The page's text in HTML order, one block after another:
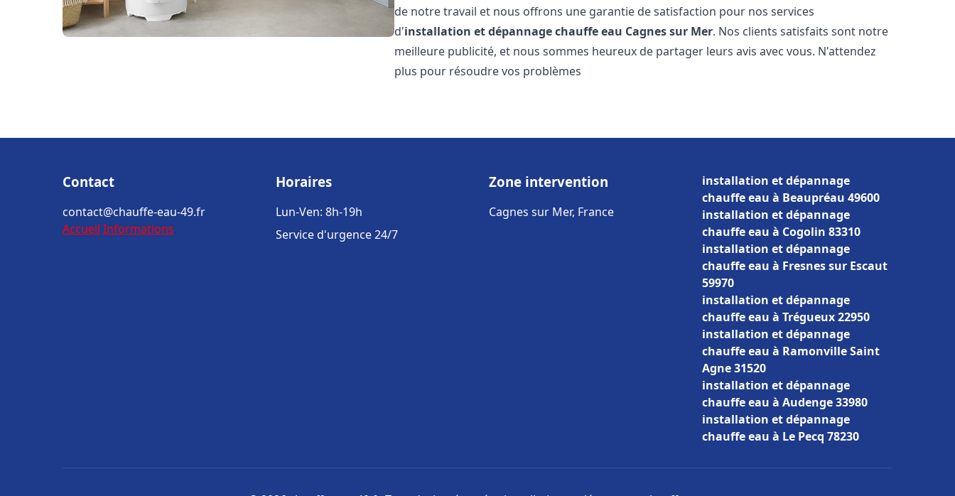
de notre travail et nous offrons une garantie de satisfaction pour nos services
d'installation et dépannage chauffe eau Cagnes sur Mer. Nos clients satisfaits sont notre
meilleure publicité, et nous sommes heureux de partager leurs avis avec vous. N'attendez
plus pour résoudre vos problèmes
Contact
contact@chauffe-eau-49.fr
Accueil Informations
Horaires
Lun-Ven: 8h-19h
Service d'urgence 24/7
Zone intervention
Cagnes sur Mer, France
installation et dépannage
chauffe eau à Beaupréau 49600
installation et dépannage
chauffe eau à Cogolin 83310
installation et dépannage
chauffe eau à Fresnes sur Escaut
59970
installation et dépannage
chauffe eau à Trégueux 22950
installation et dépannage
chauffe eau à Ramonville Saint
Agne 31520
installation et dépannage
chauffe eau à Audenge 33980
installation et dépannage
chauffe eau à Le Pecq 78230